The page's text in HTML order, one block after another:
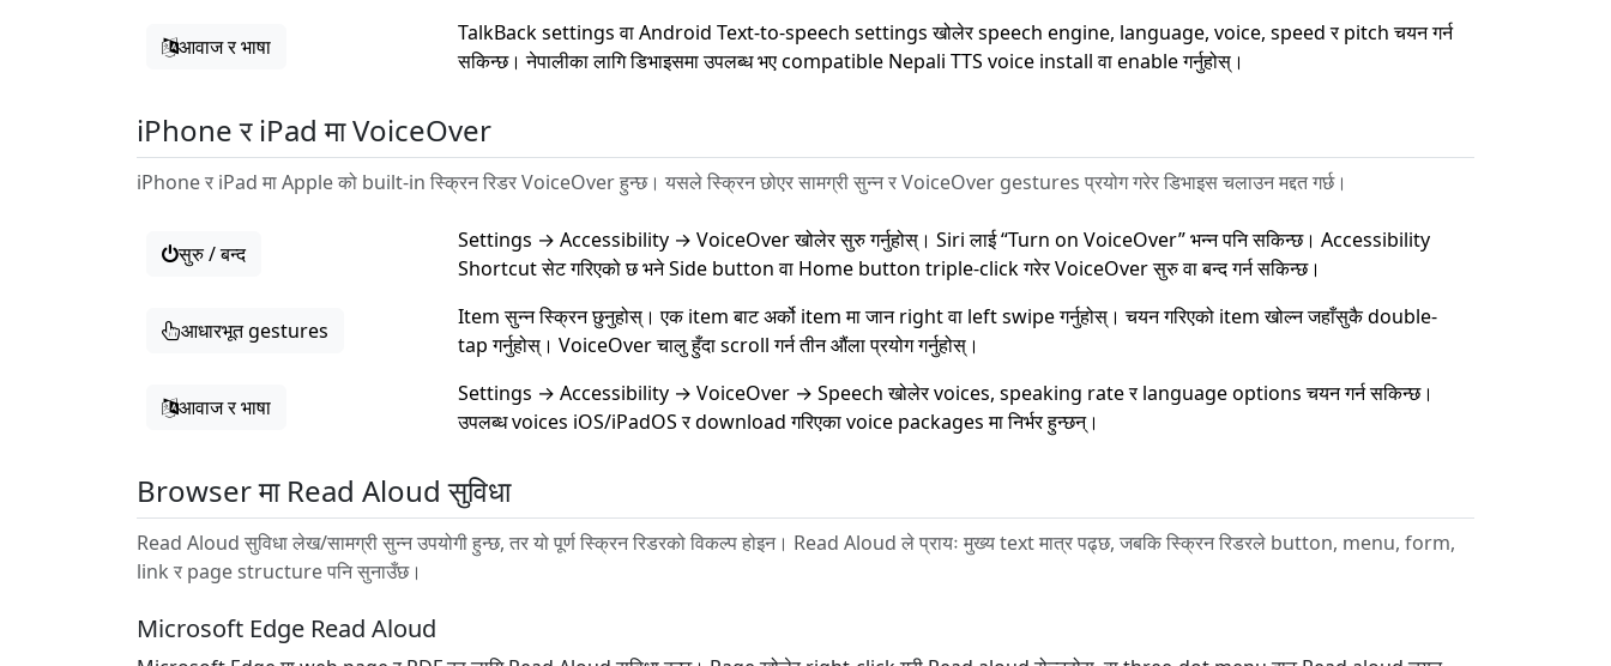
आवाज र भाषा
TalkBack settings वा Android Text-to-speech settings खोलेर speech engine, language, voice, speed र pitch चयन गर्न
सकिन्छ। नेपालीका लागि डिभाइसमा उपलब्ध भए compatible Nepali TTS voice install वा enable गर्नुहोस्।
iPhone र iPad मा VoiceOver
iPhone र iPad मा Apple को built-in स्क्रिन रिडर VoiceOver हुन्छ। यसले स्क्रिन छोएर सामग्री सुन्न र VoiceOver gestures प्रयोग गरेर डिभाइस चलाउन मद्दत गर्छ।
सुरु / बन्द
Settings → Accessibility → VoiceOver खोलेर सुरु गर्नुहोस्। Siri लाई “Turn on VoiceOver” भन्न पनि सकिन्छ। Accessibility
Shortcut सेट गरिएको छ भने Side button वा Home button triple-click गरेर VoiceOver सुरु वा बन्द गर्न सकिन्छ।
आधारभूत gestures
Item सुन्न स्क्रिन छुनुहोस्। एक item बाट अर्को item मा जान right वा left swipe गर्नुहोस्। चयन गरिएको item खोल्न जहाँसुकै double-
tap गर्नुहोस्। VoiceOver चालु हुँदा scroll गर्न तीन औंला प्रयोग गर्नुहोस्।
आवाज र भाषा
Settings → Accessibility → VoiceOver → Speech खोलेर voices, speaking rate र language options चयन गर्न सकिन्छ।
उपलब्ध voices iOS/iPadOS र download गरिएका voice packages मा निर्भर हुन्छन्।
Browser मा Read Aloud सुविधा
Read Aloud सुविधा लेख/सामग्री सुन्न उपयोगी हुन्छ, तर यो पूर्ण स्क्रिन रिडरको विकल्प होइन। Read Aloud ले प्रायः मुख्य text मात्र पढ्छ, जबकि स्क्रिन रिडरले button, menu, form,
link र page structure पनि सुनाउँछ।
Microsoft Edge Read Aloud